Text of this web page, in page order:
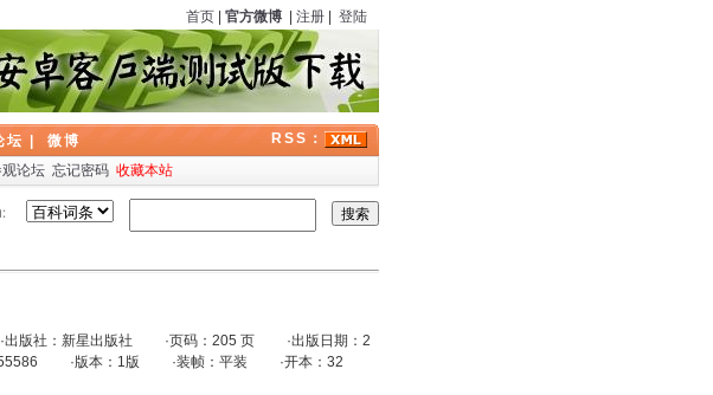
首页 官方微博 注册 登陆
坛 微博
RSS：
论坛 忘记密码 收藏本站
版社：新星出版社 ·页码：205 页 ·出版日期：2
·版本：1版 ·装帧：平装 ·开本：32